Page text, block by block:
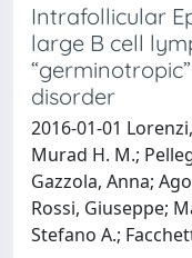
Intrafollicular
large B cell
disorder
2016-01-01
Murad H. M.;
Gazzola, Anna;
Rossi, Giuseppe;
Stefano A.;